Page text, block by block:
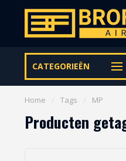
CATEGORIEËN
Gratis verzending vanaf € 95,-
Home Tags MP
Producten